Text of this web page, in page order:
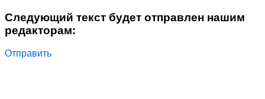
Следующий текст будет отправлен нашим
редакторам:
Отправить